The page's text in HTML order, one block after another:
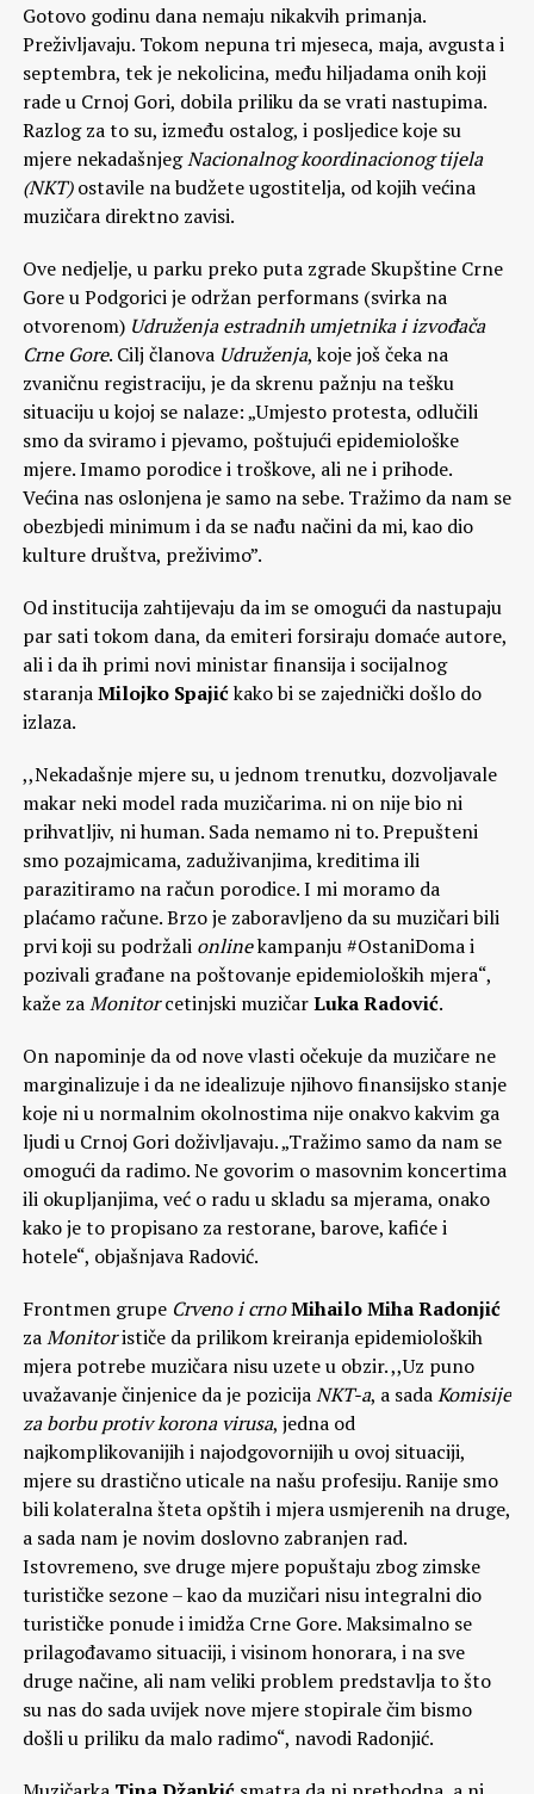
Gotovo godinu dana nemaju nikakvih primanja.
Preživljavaju. Tokom nepuna tri mjeseca, maja, avgusta i
septembra, tek je nekolicina, među hiljadama onih koji
rade u Crnoj Gori, dobila priliku da se vrati nastupima.
Razlog za to su, između ostalog, i posljedice koje su
mjere nekadašnjegNacionalnog koordinacionog tijela
(NKT)ostavile na budžete ugostitelja, od kojih većina
muzičara direktno zavisi.
Ove nedjelje, u parku preko puta zgrade Skupštine Crne
Gore u Podgorici je održan performans (svirka na
otvorenom) Udruženja estradnih umjetnika i izvođača
Crne Gore. Cilj članova Udruženja, koje još čeka na
zvaničnu registraciju, je da skrenu pažnju na tešku
situaciju u kojoj se nalaze: „Umjesto protesta, odlučili
smo da sviramo i pjevamo, poštujući epidemiološke
mjere. Imamo porodice i troškove, ali ne i prihode.
Većina nas oslonjena je samo na sebe. Tražimo da nam se
obezbjedi minimum i da se nađu načini da mi, kao dio
kulture društva, preživimo”.
Od institucija zahtijevaju da im se omogući da nastupaju
par sati tokom dana, da emiteri forsiraju domaće autore,
ali i da ih primi novi ministar finansija i socijalnog
staranjaMilojko Spajićkako bi se zajednički došlo do
izlaza.
,,Nekadašnje mjere su, u jednom trenutku, dozvoljavale
makar neki model rada muzičarima. ni on nije bio ni
prihvatljiv, ni human. Sada nemamo ni to. Prepušteni
smo pozajmicama, zaduživanjima, kreditima ili
parazitiramo na račun porodice. I mi moramo da
plaćamo račune. Brzo je zaboravljeno da su muzičari bili
prvi koji su podržali onlinekampanju #OstaniDoma i
pozivali građane na poštovanje epidemioloških mjera“,
kaže zaMonitorcetinjski muzičarLuka Radović.
On napominje da od nove vlasti očekuje da muzičare ne
marginalizuje i da ne idealizuje njihovo finansijsko stanje
koje ni u normalnim okolnostima nije onakvo kakvim ga
ljudi u Crnoj Gori doživljavaju. „Tražimo samo da nam se
omogući da radimo. Ne govorim o masovnim koncertima
ili okupljanjima, već o radu u skladu sa mjerama, onako
kako je to propisano za restorane, barove, kafiće i
hotele“, objašnjava Radović.
Frontmen grupe Crveno i crnoMihailo Miha Radonjić
zaMonitorističe da prilikom kreiranja epidemioloških
mjera potrebe muzičara nisu uzete u obzir. ,,Uz puno
uvažavanje činjenice da je pozicijaNKT-a, a sadaKomisije
za borbu protiv korona virusa, jedna od
najkomplikovanijih i najodgovornijih u ovoj situaciji,
mjere su drastično uticale na našu profesiju. Ranije smo
bili kolateralna šteta opštih i mjera usmjerenih na druge,
a sada nam je novim doslovno zabranjen rad.
Istovremeno, sve druge mjere popuštaju zbog zimske
turističke sezone – kao da muzičari nisu integralni dio
turističke ponude i imidža Crne Gore. Maksimalno se
prilagođavamo situaciji, i visinom honorara, i na sve
druge načine, ali nam veliki problem predstavlja to što
su nas do sada uvijek nove mjere stopirale čim bismo
došli u priliku da malo radimo“, navodi Radonjić.